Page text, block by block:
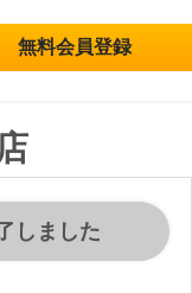
無料会員登録
しました